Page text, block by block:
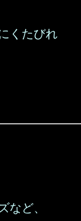
くたびれ
など、